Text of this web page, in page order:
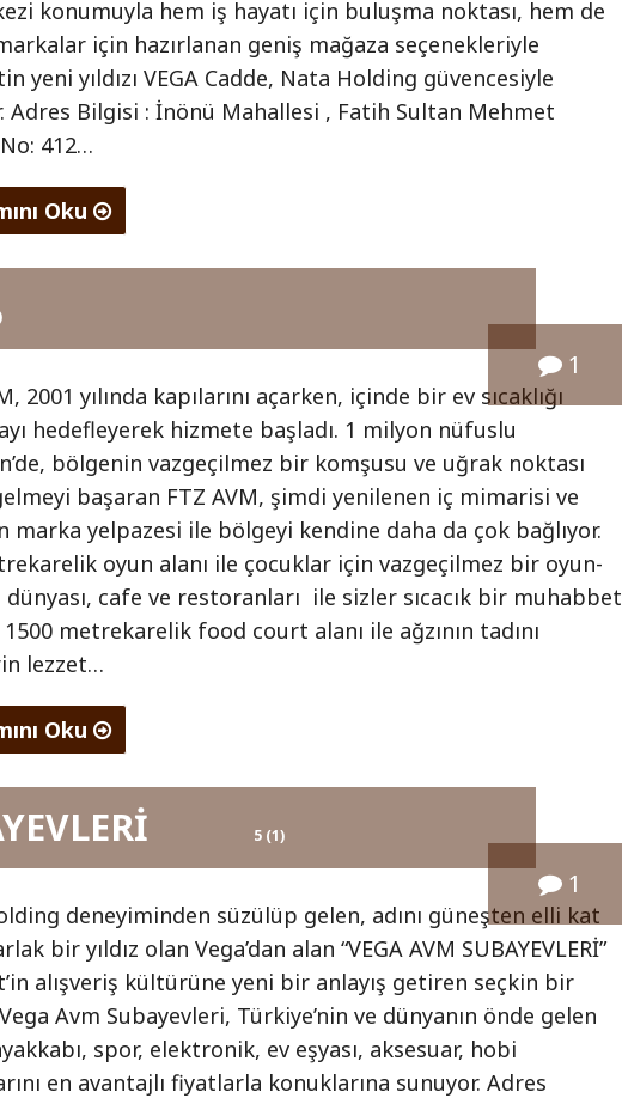
konumuyla hem iş hayatı için buluşma noktası, hem de
için hazırlanan geniş mağaza seçenekleriyle
yeni yıldızı VEGA Cadde, Nata Holding güvencesiyle
Adres Bilgisi : İnönü Mahallesi , Fatih Sultan Mehmet
412…
Oku
1
2001 yılında kapılarını açarken, içinde bir ev sıcaklığı
hedefleyerek hizmete başladı. 1 milyon nüfuslu
bölgenin vazgeçilmez bir komşusu ve uğrak noktası
başaran FTZ AVM, şimdi yenilenen iç mimarisi ve
marka yelpazesi ile bölgeyi kendine daha da çok bağlıyor.
oyun alanı ile çocuklar için vazgeçilmez bir oyun-
dünyası, cafe ve restoranları ile sizler sıcacık bir muhabbet
metrekarelik food court alanı ile ağzının tadını
lezzet…
Oku
1
5 (1)
deneyiminden süzülüp gelen, adını güneşten elli kat
bir yıldız olan Vega’dan alan “VEGA AVM SUBAYEVLERİ”
alışveriş kültürüne yeni bir anlayış getiren seçkin bir
Avm Subayevleri, Türkiye’nin ve dünyanın önde gelen
spor, elektronik, ev eşyası, aksesuar, hobi
en avantajlı fiyatlarla konuklarına sunuyor. Adres